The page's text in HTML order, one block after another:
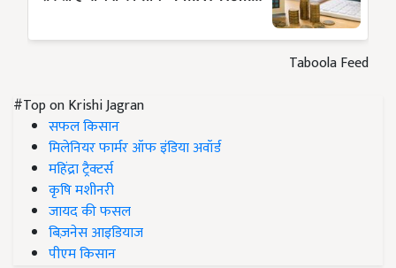
Taboola Feed
#Top on Krishi Jagran
सफल किसान
मिलेनियर फार्मर ऑफ इंडिया अवॉर्ड
महिंद्रा ट्रैक्टर्स
कृषि मशीनरी
जायद की फसल
बिज़नेस आइडियाज
पीएम किसान